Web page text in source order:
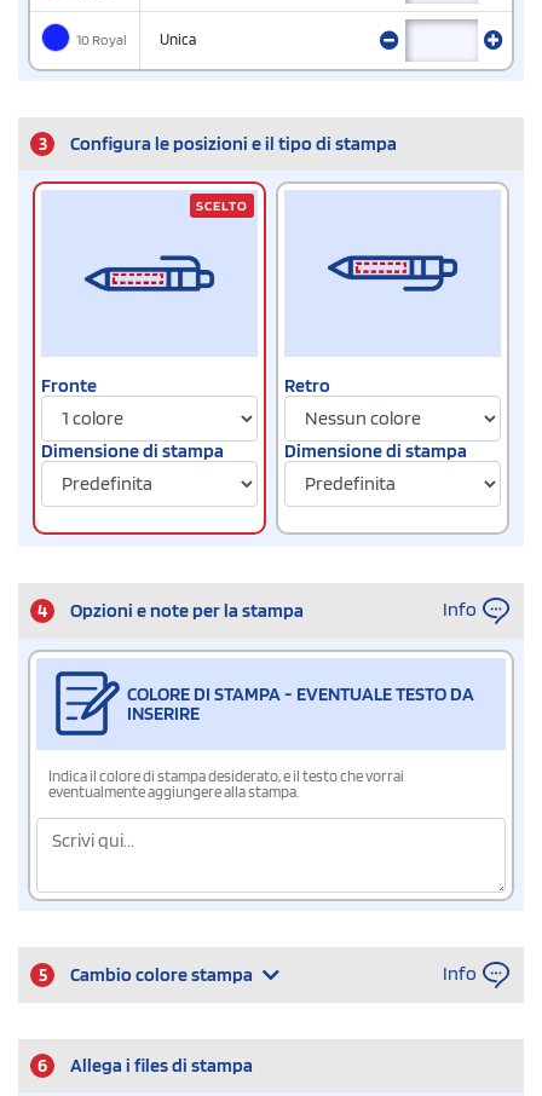
10 Royal Unica
3 Configura le posizioni e il tipo di stampa
Fronte
Dimensione di stampa
SCELTO
Retro
Dimensione di stampa
4 Opzioni e note per la stampa Info
COLORE DI STAMPA - EVENTUALE TESTO DA
INSERIRE
Indica il colore di stampa desiderato, e il testo che vorrai
eventualmente aggiungere alla stampa.
5 Cambio colore stampa Info
6 Allega i files di stampa